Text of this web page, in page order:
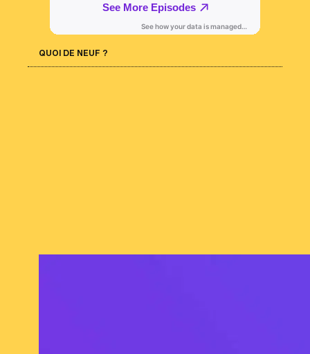
QUOI DE NEUF ?